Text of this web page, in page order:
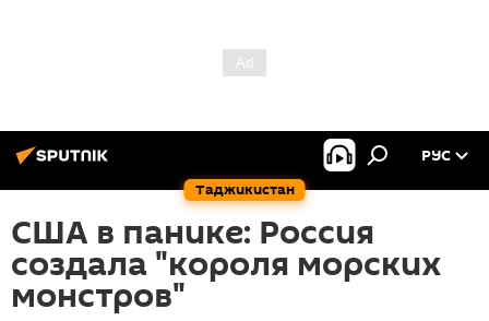
Таджикистан
РУС
США в панике: Россия
создала "короля морских
монстров"